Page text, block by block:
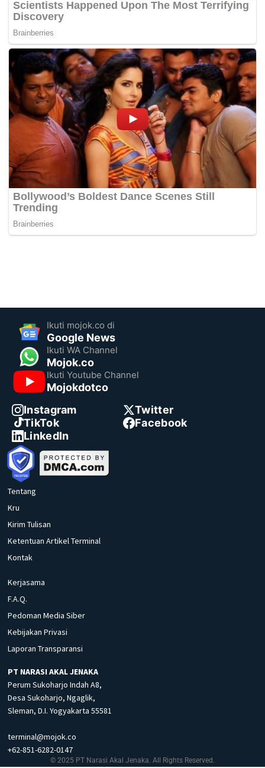
Ikuti mojok.co di
Google News
Ikuti WA Channel
Mojok.co
Ikuti Youtube Channel
Mojokdotco
Instagram
Twitter
TikTok
Facebook
LinkedIn
Tentang
Kru
Kirim Tulisan
Ketentuan Artikel Terminal
Kontak
Kerjasama
F.A.Q.
Pedoman Media Siber
Kebijakan Privasi
Laporan Transparansi
PT NARASI AKAL JENAKA
Perum Sukoharjo Indah A8,
Desa Sukoharjo, Ngaglik,
Sleman, D.I. Yogyakarta 55581
terminal@mojok.co
+62-851-6282-0147
© 2025 PT Narasi Akal Jenaka. All Rights Reserved.